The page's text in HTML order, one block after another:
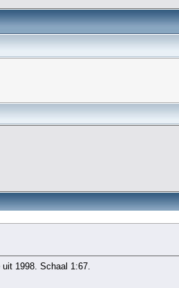
1998. Schaal 1:67.